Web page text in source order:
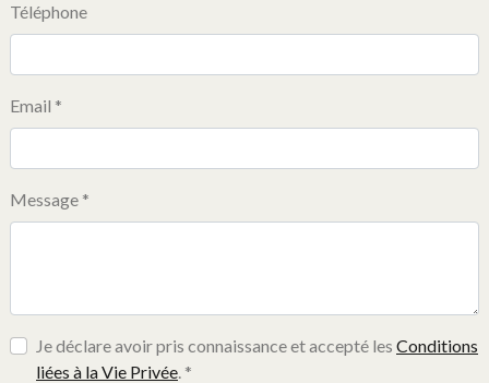
Téléphone
Email *
Message *
Je déclare avoir pris connaissance et accepté les Conditions
liées à la Vie Privée. *